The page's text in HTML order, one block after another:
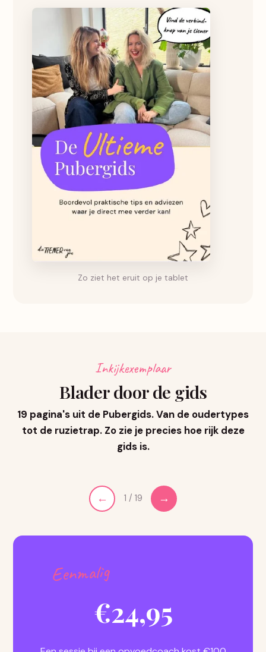
Zo ziet het eruit op je tablet
Inkijkexemplaar
Blader door de gids
19 pagina's uit de Pubergids. Van de oudertypes
tot de ruzietrap. Zo zie je precies hoe rijk deze
gids is.
← 1 / 19 →
Eenmalig
€24,95